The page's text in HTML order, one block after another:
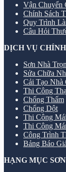
Vận Chuyển
Chính Sách
Quy Trình
Câu Hỏi
DỊCH VỤ CHÍNH
Sơn Nhà
Sửa Chữa
Cải Tạo Nhà
Thi Công
Chống Thấm
Chống Dột
Thi Công
Thi Công
Công Trình
Bảng Báo
HẠNG MỤC SƠN